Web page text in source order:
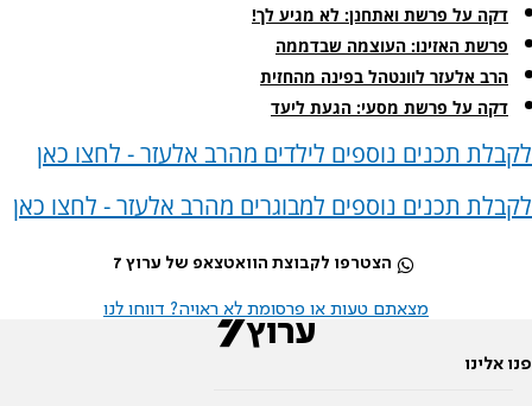
דקה על פרשת ואתחנן: לא מגיע לך!
פרשת האזינו: העוצמה שבדממה
הרב אלעזר לוונטהל בפינה מהחזית
דקה על פרשת מסעי: הגעת ליעד
לקבלת תכנים נוספים לילדים מהרב אלעזר - לחצו כאן
לקבלת תכנים נוספים למבוגרים מהרב אלעזר - לחצו כאן
הצטרפו לקבוצת הוואטצאפ של ערוץ 7
מצאתם טעות או פרסומת לא ראויה? דווחו לנו
פנו אלינו